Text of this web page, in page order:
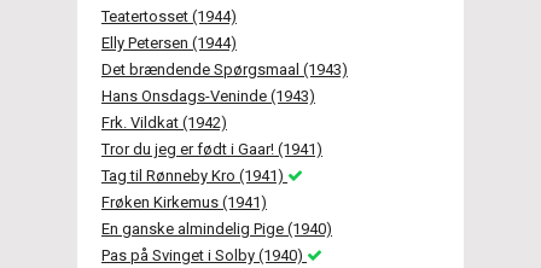
Teatertosset (1944)
Elly Petersen (1944)
Det brændende Spørgsmaal (1943)
Hans Onsdags-Veninde (1943)
Frk. Vildkat (1942)
Tror du jeg er født i Gaar! (1941)
Tag til Rønneby Kro (1941)
Frøken Kirkemus (1941)
En ganske almindelig Pige (1940)
Pas på Svinget i Solby (1940)